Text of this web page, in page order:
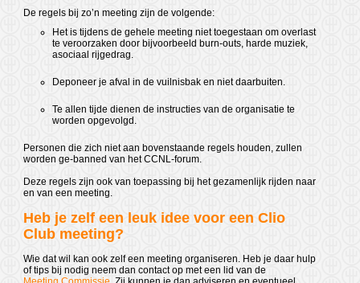
De regels bij zo’n meeting zijn de volgende:
Het is tijdens de gehele meeting niet toegestaan om overlast
te veroorzaken door bijvoorbeeld burn-outs, harde muziek,
asociaal rijgedrag.
Deponeer je afval in de vuilnisbak en niet daarbuiten.
Te allen tijde dienen de instructies van de organisatie te
worden opgevolgd.
Personen die zich niet aan bovenstaande regels houden, zullen
worden ge-banned van het CCNL-forum.
Deze regels zijn ook van toepassing bij het gezamenlijk rijden naar
en van een meeting.
Heb je zelf een leuk idee voor een Clio
Club meeting?
Wie dat wil kan ook zelf een meeting organiseren. Heb je daar hulp
of tips bij nodig neem dan contact op met een lid van de